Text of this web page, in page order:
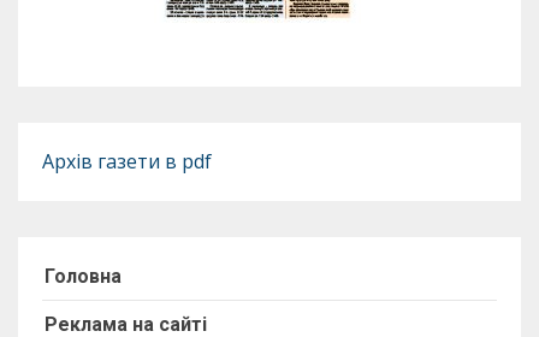
Архів газети в pdf
Головна
Реклама на сайті